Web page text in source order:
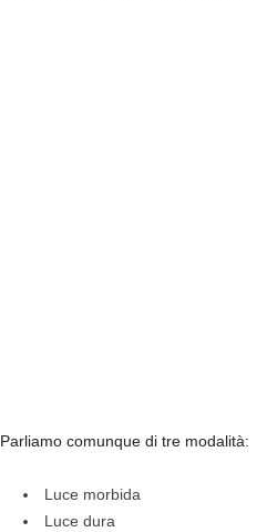
Parliamo comunque di tre modalità:
Luce morbida
Luce dura